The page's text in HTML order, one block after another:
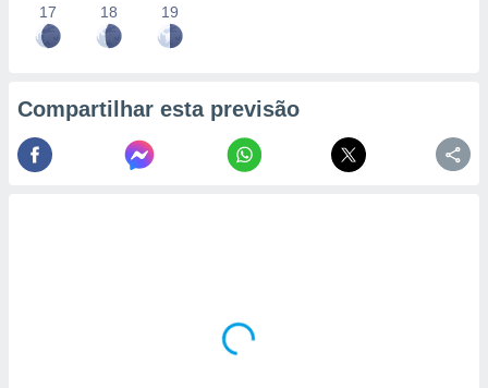
17 18 19
Compartilhar esta previsão